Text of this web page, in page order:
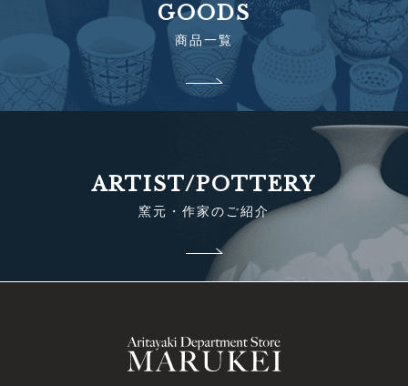
GOODS
商品一覧
ARTIST/POTTERY
窯元・作家のご紹介